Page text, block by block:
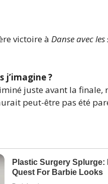
victoire à Danse avec
?
juste avant la finale,
peut-être pas été